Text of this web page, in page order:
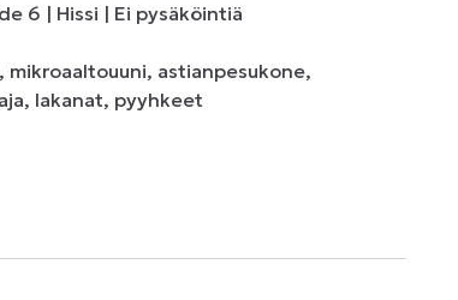
6 | Hissi | Ei pysäköintiä
astianpesukone,
lakanat, pyyhkeet